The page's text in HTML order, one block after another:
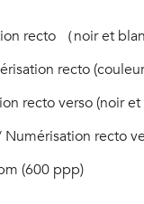
recto （noir et
recto
recto verso (noir et
recto
(600 ppp)